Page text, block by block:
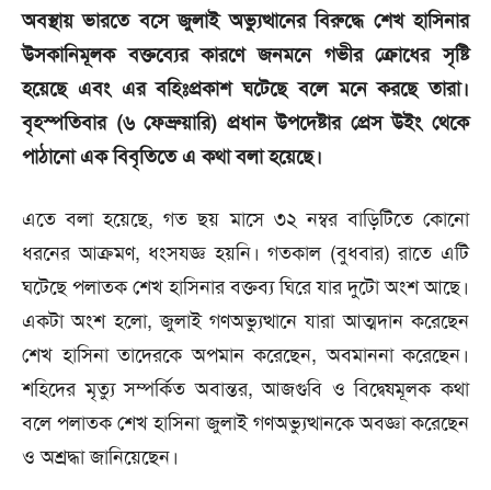
অবস্থায় ভারতে বসে জুলাই অভ্যুত্থানের বিরুদ্ধে শেখ হাসিনার
উসকানিমূলক বক্তব্যের কারণে জনমনে গভীর ক্রোধের সৃষ্টি
হয়েছে এবং এর বহিঃপ্রকাশ ঘটেছে বলে মনে করছে তারা।
বৃহস্পতিবার (৬ ফেব্রুয়ারি) প্রধান উপদেষ্টার প্রেস উইং থেকে
পাঠানো এক বিবৃতিতে এ কথা বলা হয়েছে।
এতে বলা হয়েছে, গত ছয় মাসে ৩২ নম্বর বাড়িটিতে কোনো
ধরনের আক্রমণ, ধংসযজ্ঞ হয়নি। গতকাল (বুধবার) রাতে এটি
ঘটেছে পলাতক শেখ হাসিনার বক্তব্য ঘিরে যার দুটো অংশ আছে।
একটা অংশ হলো, জুলাই গণঅভ্যুত্থানে যারা আত্মদান করেছেন
শেখ হাসিনা তাদেরকে অপমান করেছেন, অবমাননা করেছেন।
শহিদের মৃত্যু সম্পর্কিত অবান্তর, আজগুবি ও বিদ্বেষমূলক কথা
বলে পলাতক শেখ হাসিনা জুলাই গণঅভ্যুত্থানকে অবজ্ঞা করেছেন
ও অশ্রদ্ধা জানিয়েছেন।